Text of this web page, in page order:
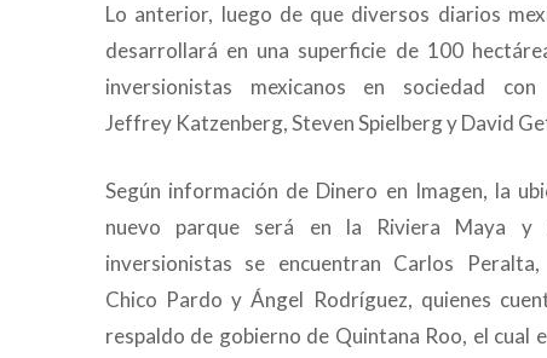
Lo anterior, luego de que diversos diarios
desarrollará en una superficie de 100
inversionistas mexicanos en sociedad
Jeffrey Katzenberg, Steven Spielberg y David
Según información de Dinero en Imagen, la
nuevo parque será en la Riviera Maya y
inversionistas se encuentran Carlos Peralta,
Chico Pardo y Ángel Rodríguez, quienes
respaldo de gobierno de Quintana Roo, el cual